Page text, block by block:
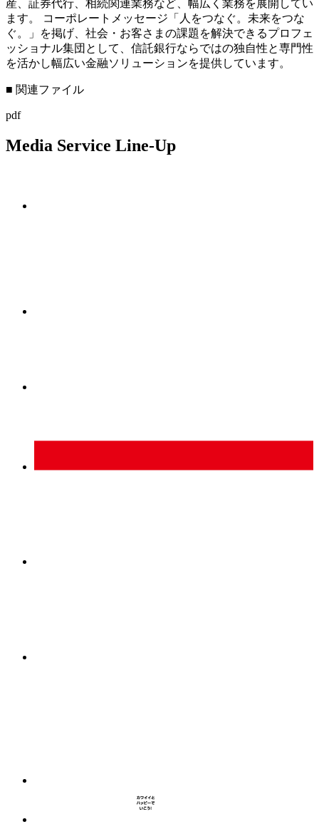
産、証券代行、相続関連業務など、幅広く業務を展開してい
ます。 コーポレートメッセージ「人をつなぐ。未来をつな
ぐ。」を掲げ、社会・お客さまの課題を解決できるプロフェ
ッショナル集団として、信託銀行ならではの独自性と専門性
を活かし幅広い金融ソリューションを提供しています。
■ 関連ファイル
pdf
Media Service Line-Up